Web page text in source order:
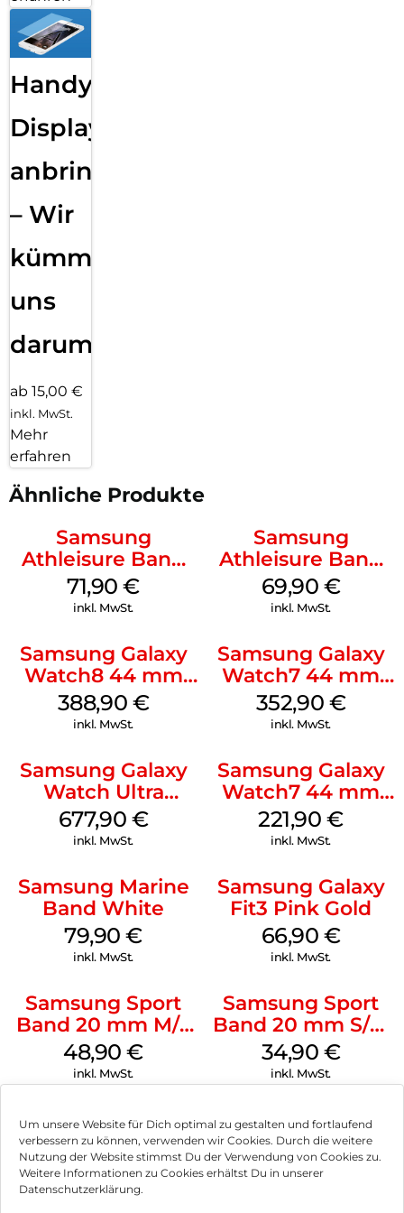
Um unsere Website für Dich optimal zu gestalten und fortlaufend
verbessern zu können, verwenden wir Cookies. Durch die weitere
Nutzung der Website stimmst Du der Verwendung von Cookies zu.
Weitere Informationen zu Cookies erhältst Du in unserer
Datenschutzerklärung.
Mit Google Gemini auf deiner Galaxy Watch8 ist smarte
Unterstützung zur Stelle, wenn du sie brauchst. Ob beim
Joggen, beim Kochen oder im Supermarkt: Hebe deinen
Arm, aktiviere Google Gemini und sprich in die Galaxy
Watch. Gemini kann nach passenden Antworten auf deine
Fragen suchen, deinen Terminkalender checken oder
Smartphone in die Hand nehmen musst. Lass dir eine
Lieblings-Playlist, setze einen Timer für bissfeste Pasta oder
suche nach proteinreichen Snacks ohne Zucker – ganz
einfach per Sprachbefehl. Du bist spät dran? Dann lass
Gemini eine Nachricht für dich verfassen und direkt an deine
desto besser lernt Gemini deine Routinen kennen – und kann
Handy
Displayfolie
anbringen
– Wir
kümmern
uns
darum!
ab 15,00 €
inkl. MwSt.
Mehr
erfahren
Ähnliche Produkte
Samsung
Athleisure Band
(S/M) Galaxy
Watch8/Watch8
71,90€
inkl. MwSt.
Samsung
Athleisure Band
(M/L) Galaxy
Watch8/Watch8
69,90 €
inkl. MwSt.
Samsung Galaxy
Watch8 44 mm
Graphite
388,90 €
inkl. MwSt.
Samsung Galaxy
Watch7 44 mm
Silver
352,90 €
inkl. MwSt.
Samsung Galaxy
Watch Ultra
Titanium Gray
677,90 €
inkl. MwSt.
Samsung Galaxy
Watch7 44 mm
Green
221,90€
inkl. MwSt.
Samsung Marine
Band White
79,90€
inkl. MwSt.
Samsung Galaxy
Fit3 Pink Gold
66,90 €
inkl. MwSt.
Samsung Sport
Band 20 mm M/L
Galaxy Watch
Series Silber
48,90€
inkl. MwSt.
Samsung Sport
Band 20 mm S/M
Galaxy Watch4
Serie Graphite
34,90 €
inkl. MwSt.
Impressum